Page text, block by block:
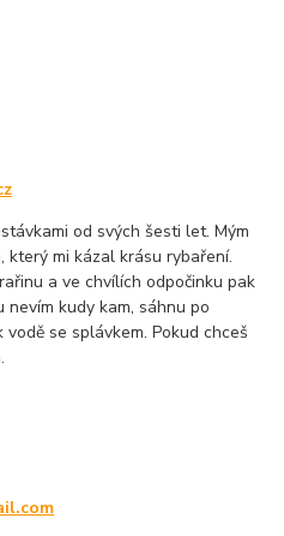
od svých šesti let. Mým
který mi kázal krásu rybaření.
a ve chvílích odpočinku pak
kudy kam, sáhnu po
se splávkem. Pokud chceš